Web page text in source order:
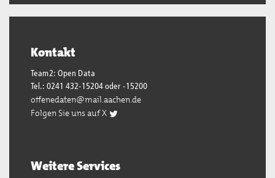
Kontakt
Team2: Open Data
Tel.: 0241 432-15204 oder -15200
offenedaten@mail.aachen.de
Folgen Sie uns auf X
Weitere Services